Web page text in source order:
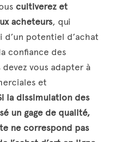
cultiverez et
acheteurs, qui
d’un potentiel d’achat
confiance des
vous adapter à
et
la dissimulation des
un gage de qualité,
ne correspond pas